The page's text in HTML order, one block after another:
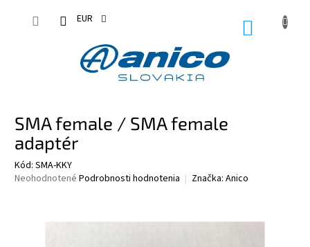
EUR
SMA female / SMA female
adaptér
Kód: SMA-KKY
Priemerné
Neohodnotené Podrobnosti hodnotenia Značka: Anico